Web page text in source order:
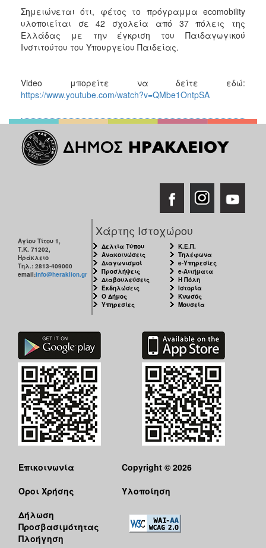
Σημειώνεται ότι, φέτος το πρόγραμμα ecomobility
υλοποιείται σε 42 σχολεία από 37 πόλεις της
Ελλάδας με την έγκριση του Παιδαγωγικού
Ινστιτούτου του Υπουργείου Παιδείας.
Video μπορείτε να δείτε εδώ:
https://www.youtube.com/watch?v=QMbe1OntpSA
Αγίου Τίτου 1,
Τ.Κ. 71202,
Ηράκλειο
Τηλ.: 2813-409000
email:info@heraklion.gr
Χάρτης Ιστοχώρου
Δελτία Τύπου
Ανακοινώσεις
Διαγωνισμοί
Προσλήψεις
Διαβουλεύσεις
Εκδηλώσεις
Ο Δήμος
Υπηρεσίες
Κ.Ε.Π.
Τηλέφωνα
e-Υπηρεσίες
e-Αιτήματα
Η Πόλη
Ιστορία
Κνωσός
Μουσεία
Επικοινωνία
Όροι Χρήσης
Δήλωση
Προσβασιμότητας
Πλοήγηση
Copyright © 2026
Υλοποίηση